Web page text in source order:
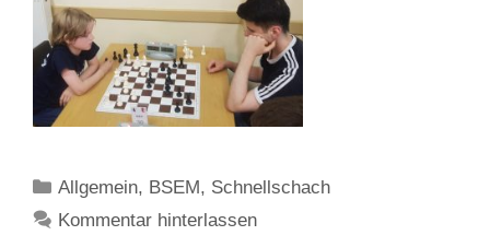
Kategorien
Allgemein, BSEM, Schnellschach
Kommentar hinterlassen